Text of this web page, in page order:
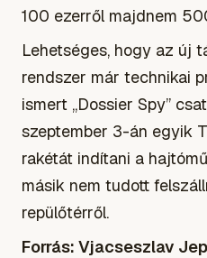
100 ezerről majdnem
Lehetséges, hogy az új
rendszer már technikai
ismert „Dossier Spy”
szeptember 3-án egyik
rakétát indítani a
másik nem tudott
repülőtérről.
Forrás: Vjacseszlav